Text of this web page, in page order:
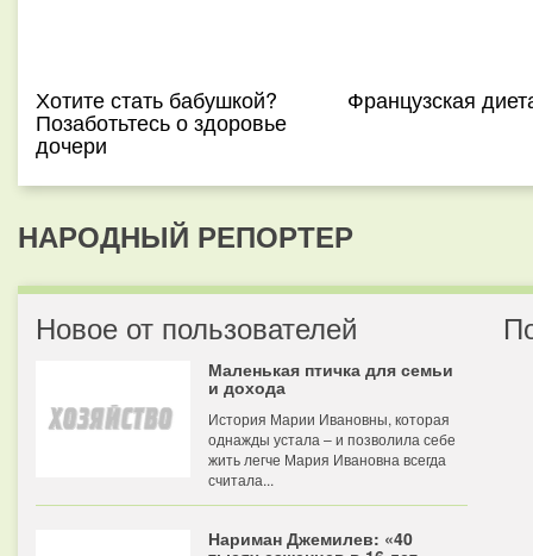
Хотите стать бабушкой?
Позаботьтесь о здоровье
дочери
Французская
НАРОДНЫЙ РЕПОРТЕР
Новое от пользователей
Маленькая птичка для семьи
и дохода
История Марии Ивановны, которая
однажды устала – и позволила себе
жить легче Мария Ивановна всегда
считала...
Нариман Джемилев: «40